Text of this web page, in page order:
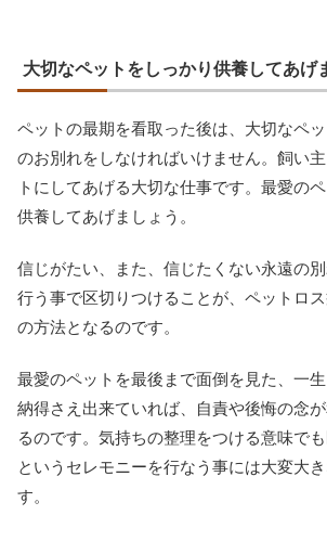
大切なペットをしっかり供養してあげ
ペットの最期を看取った後は、大切なペ
のお別れをしなければいけません。飼い
トにしてあげる大切な仕事です。最愛の
供養してあげましょう。
信じがたい、また、信じたくない永遠の
行う事で区切りつけることが、ペットロ
の方法となるのです。
最愛のペットを最後まで面倒を見た、一
納得さえ出来ていれば、自責や後悔の念
るのです。気持ちの整理をつける意味で
というセレモニーを行なう事には大変大
す。